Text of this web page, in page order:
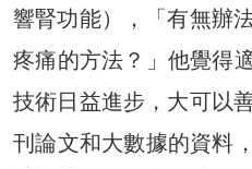
響腎功能），「有無辦
疼痛的方法？」他覺得
技術日益進步，大可以
刊論文和大數據的資料